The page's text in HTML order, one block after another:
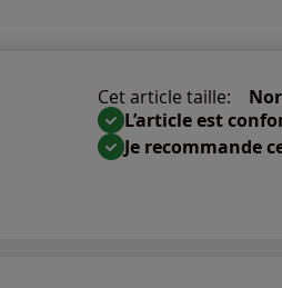
Cet article taille:
L’article est
Je recommande